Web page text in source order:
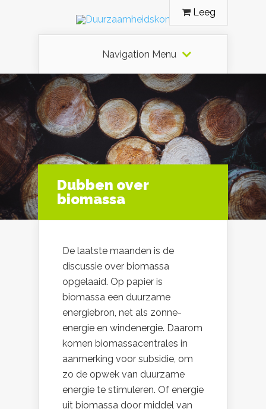
Leeg
Navigation Menu
Dubben over
biomassa
De laatste maanden is de
discussie over biomassa
opgelaaid. Op papier is
biomassa een duurzame
energiebron, net als zonne-
energie en windenergie. Daarom
komen biomassacentrales in
aanmerking voor subsidie, om
zo de opwek van duurzame
energie te stimuleren. Of energie
uit biomassa door middel van